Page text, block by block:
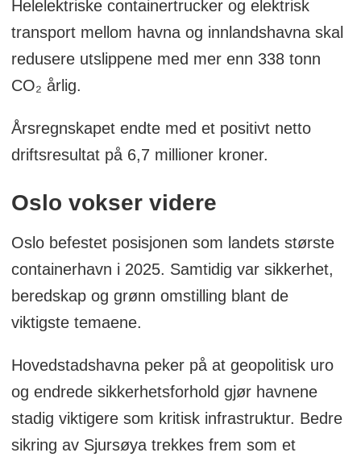
Helelektriske containertrucker og elektrisk
transport mellom havna og innlandshavna skal
redusere utslippene med mer enn 338 tonn
CO₂ årlig.
Årsregnskapet endte med et positivt netto
driftsresultat på 6,7 millioner kroner.
Oslo vokser videre
Oslo befestet posisjonen som landets største
containerhavn i 2025. Samtidig var sikkerhet,
beredskap og grønn omstilling blant de
viktigste temaene.
Hovedstadshavna peker på at geopolitisk uro
og endrede sikkerhetsforhold gjør havnene
stadig viktigere som kritisk infrastruktur. Bedre
sikring av Sjursøya trekkes frem som et